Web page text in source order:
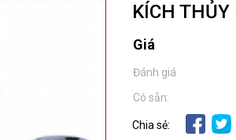
KÍCH
Giá
Đánh giá
Có sẵn:
Chia sẻ: